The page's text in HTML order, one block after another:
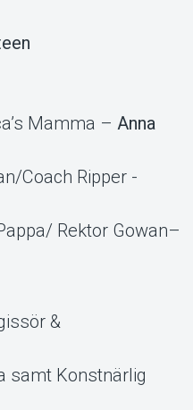
Mamma – Anna
Coach Ripper -
Rektor Gowan–
&
samt Konstnärlig